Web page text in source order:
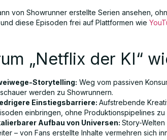
von Showrunner erstellte Serien ansehen,
diese Episoden frei auf Plattformen wie
„Netflix der KI“
Storytelling: Weg vom passiven
werden zu Showrunnern.
Einstiegsbarriere: Aufstrebende
einbringen, ohne Produktionspipelines zu
Aufbau von Universen: Story-
– von Fans erstellte Inhalte vermehren sich